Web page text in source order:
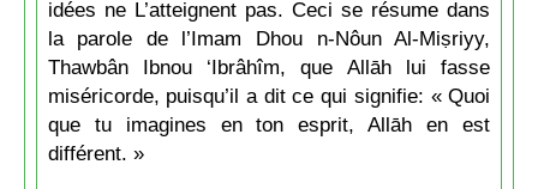
idées ne L’atteignent pas. Ceci se résume dans
la parole de l’Imam Dhou n-Nôun Al-Miṣriyy,
Thawbân Ibnou ‘Ibrâhîm, que Allāh lui fasse
miséricorde, puisqu’il a dit ce qui signifie: « Quoi
que tu imagines en ton esprit, Allāh en est
différent. »